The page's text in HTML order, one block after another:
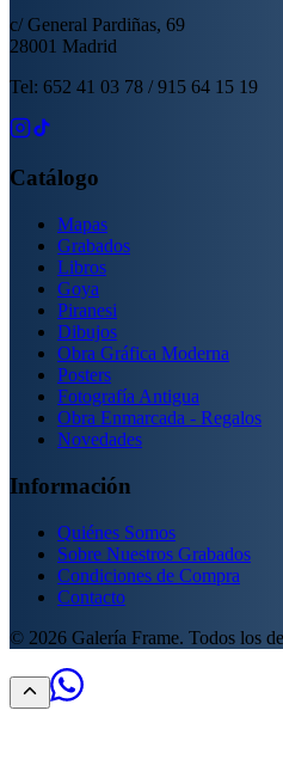
c/ General Pardiñas, 69
28001 Madrid
Tel: 652 41 03 78 / 915 64 15 19
Catálogo
Mapas
Grabados
Libros
Goya
Piranesi
Dibujos
Obra Gráfica Moderna
Posters
Fotografía Antigua
Obra Enmarcada - Regalos
Novedades
Información
Quiénes Somos
Sobre Nuestros Grabados
Condiciones de Compra
Contacto
© 2026 Galería Frame. Todos los